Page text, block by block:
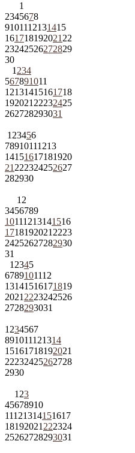
1
2345678
9101112131415
161718192021 22
23242526272829
30
1 234
567891011
12131415161718
192021 22232425
262728293031
1 23456
78910111213
14151617181920
21 222324252627
282930
1 2
3456789
10111213141516
1718192021 2223
24252627282930
31
1 2345
6789101112
13141516171819
2021 2223242526
2728293031
1 234567
891011121314
15161718192021
22232425262728
2930
1 23
45678910
11121314151617
18192021 222324
25262728293031